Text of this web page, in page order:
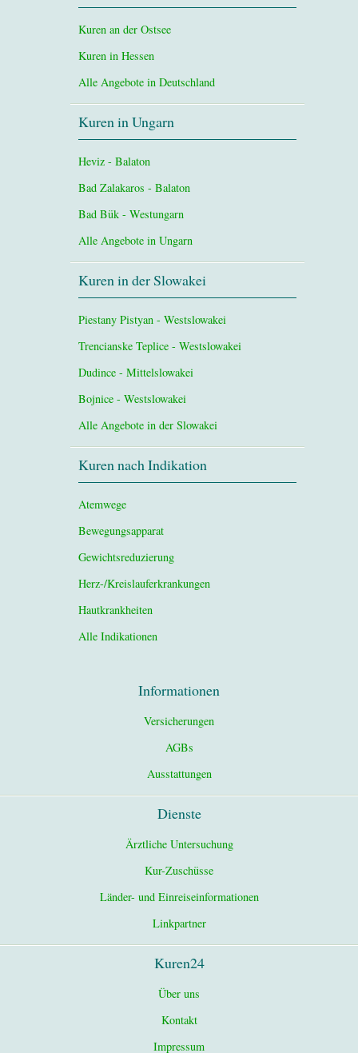
Kuren an der Ostsee
Kuren in Hessen
Alle Angebote in Deutschland
Kuren in Ungarn
Heviz - Balaton
Bad Zalakaros - Balaton
Bad Bük - Westungarn
Alle Angebote in Ungarn
Kuren in der Slowakei
Piestany Pistyan - Westslowakei
Trencianske Teplice - Westslowakei
Dudince - Mittelslowakei
Bojnice - Westslowakei
Alle Angebote in der Slowakei
Kuren nach Indikation
Atemwege
Bewegungsapparat
Gewichtsreduzierung
Herz-/Kreislauferkrankungen
Hautkrankheiten
Alle Indikationen
Informationen
Versicherungen
AGBs
Ausstattungen
Dienste
Ärztliche Untersuchung
Kur-Zuschüsse
Länder- und Einreiseinformationen
Linkpartner
Kuren24
Über uns
Kontakt
Impressum